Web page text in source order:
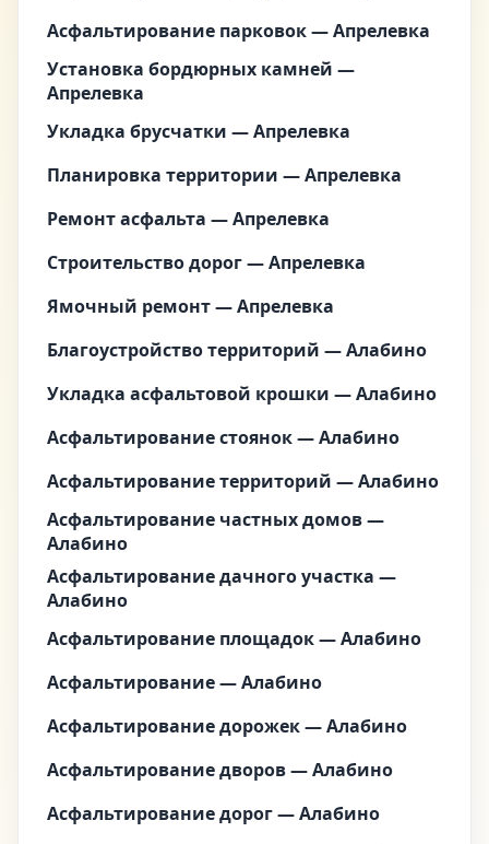
Асфальтирование парковок — Апрелевка
Установка бордюрных камней —
Апрелевка
Укладка брусчатки — Апрелевка
Планировка территории — Апрелевка
Ремонт асфальта — Апрелевка
Строительство дорог — Апрелевка
Ямочный ремонт — Апрелевка
Благоустройство территорий — Алабино
Укладка асфальтовой крошки — Алабино
Асфальтирование стоянок — Алабино
Асфальтирование территорий — Алабино
Асфальтирование частных домов —
Алабино
Асфальтирование дачного участка —
Алабино
Асфальтирование площадок — Алабино
Асфальтирование — Алабино
Асфальтирование дорожек — Алабино
Асфальтирование дворов — Алабино
Асфальтирование дорог — Алабино